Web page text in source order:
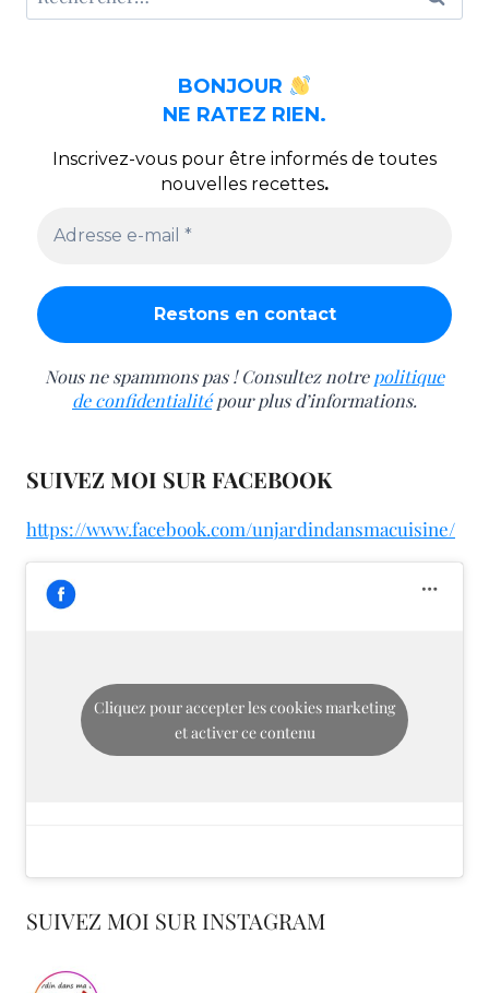
BONJOUR
NE RATEZ RIEN.
Inscrivez-vous pour être informés de toutes
nouvelles recettes.
Nous ne spammons pas ! Consultez notrepolitique
de confidentialitépour plus d’informations.
SUIVEZ MOI SUR FACEBOOK
https://www.facebook.com/unjardindansmacuisine/
Cliquez pour accepter les cookies marketing
et activer ce contenu
SUIVEZ MOI SUR INSTAGRAM